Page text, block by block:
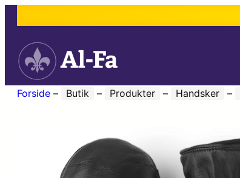
Forside – Butik – Produkter – Handsker –